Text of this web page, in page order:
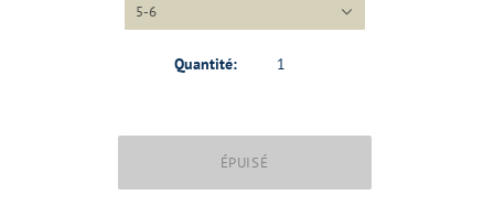
5-6
Quantité: